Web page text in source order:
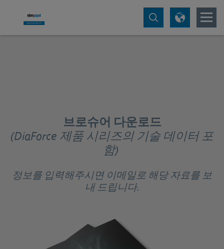
브로슈어 다운로드
(DiaForce 제품 시리즈의 기술 데이터 포
함)
정보를 입력해주시면 이메일로 해당 자료를 보
내 드립니다.